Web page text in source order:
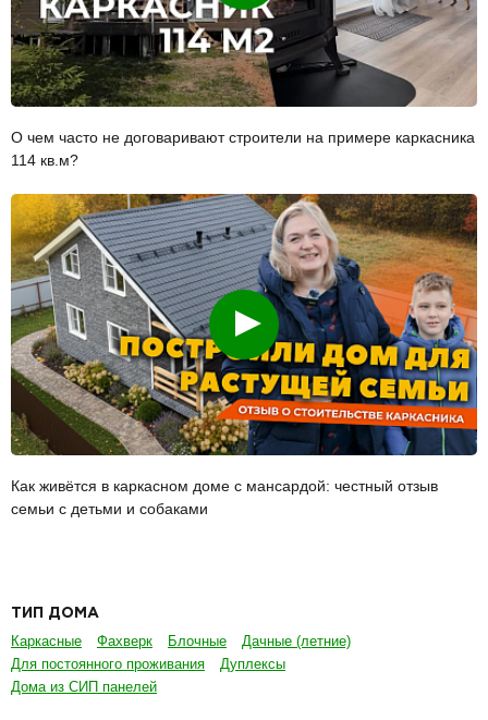
О чем часто не договаривают строители на примере каркасника
114 кв.м?
Смотреть
Как живётся в каркасном доме с мансардой: честный отзыв
семьи с детьми и собаками
ТИП ДОМА
Каркасные Фахверк Блочные
Дачные (летние)
Для постоянного проживания
Дуплексы
Дома из СИП панелей